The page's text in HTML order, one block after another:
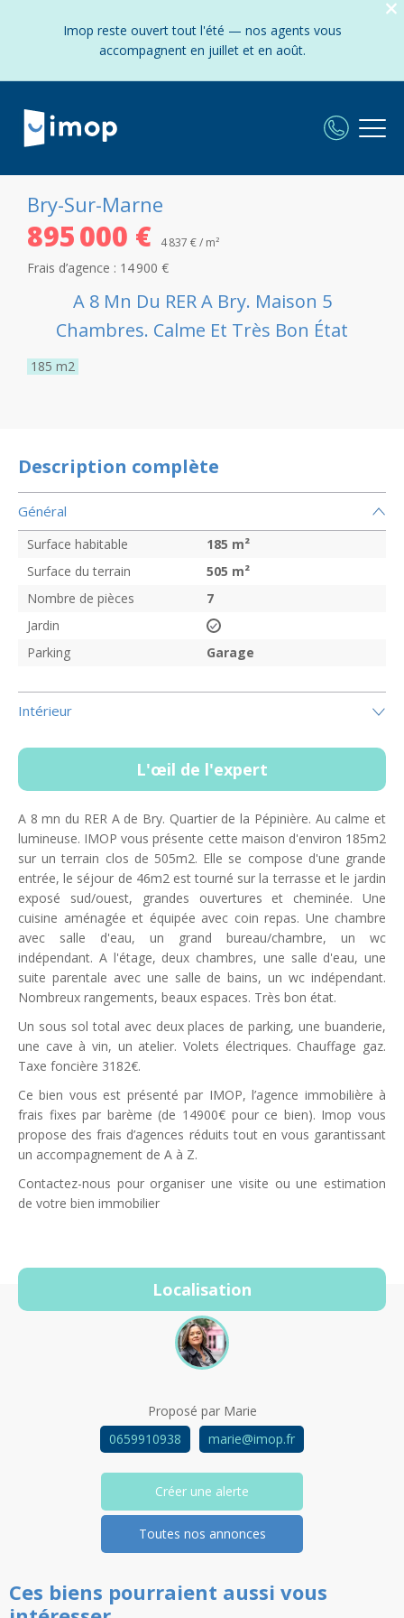
Imop reste ouvert tout l'été — nos agents vous
accompagnent en juillet et en août.
Bry-Sur-Marne
895 000 € 4 837 € / m²
Frais d’agence : 14 900 €
A 8 Mn Du RER A Bry. Maison 5
Chambres. Calme Et Très Bon État
185 m2
Description complète
Général
Surface habitable 185 m²
Surface du terrain
505 m²
Nombre de pièces
7
Jardin
Parking
Garage
Intérieur
L'œil de l'expert
A 8 mn du RER A de Bry. Quartier de la Pépinière. Au calme et
lumineuse. IMOP vous présente cette maison d'environ 185m2
sur un terrain clos de 505m2. Elle se compose d'une grande
entrée, le séjour de 46m2 est tourné sur la terrasse et le jardin
exposé sud/ouest, grandes ouvertures et cheminée. Une
cuisine aménagée et équipée avec coin repas. Une chambre
avec salle d'eau, un grand bureau/chambre, un wc
indépendant. A l'étage, deux chambres, une salle d'eau, une
suite parentale avec une salle de bains, un wc indépendant.
Nombreux rangements, beaux espaces. Très bon état.
Un sous sol total avec deux places de parking, une buanderie,
une cave à vin, un atelier. Volets électriques. Chauffage gaz.
Taxe foncière 3182€.
Ce bien vous est présenté par IMOP, l’agence immobilière à
frais fixes par barème (de 14900€ pour ce bien). Imop vous
propose des frais d’agences réduits tout en vous garantissant
un accompagnement de A à Z.
Contactez-nous pour organiser une visite ou une estimation
de votre bien immobilier
Localisation
Proposé par Marie
0659910938
marie@imop.fr
Créer une alerte
Toutes nos annonces
Ces biens pourraient aussi vous